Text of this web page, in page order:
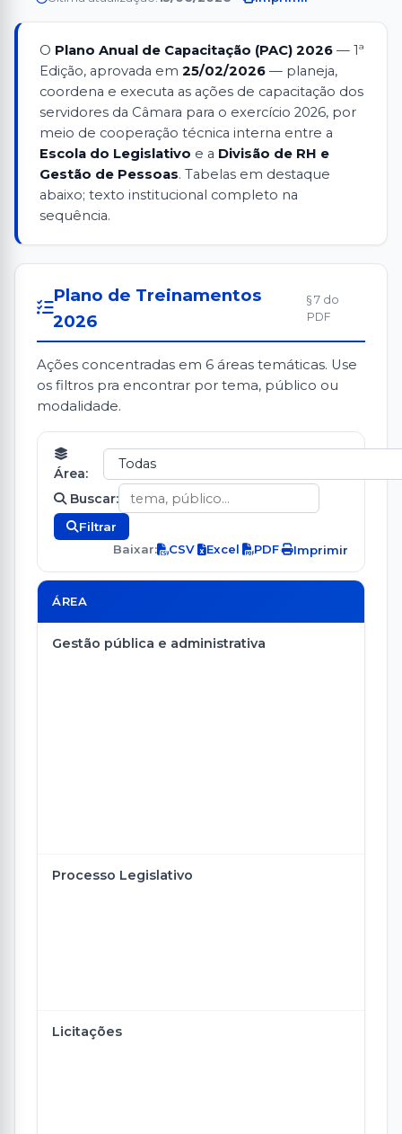
O Plano Anual de Capacitação (PAC) 2026 — 1ª
Edição, aprovada em 25/02/2026 — planeja,
coordena e executa as ações de capacitação dos
servidores da Câmara para o exercício 2026, por
meio de cooperação técnica interna entre a
Escola do Legislativo e a Divisão de RH e
Gestão de Pessoas. Tabelas em destaque
abaixo; texto institucional completo na
sequência.
Plano de Treinamentos
2026
§ 7 do
PDF
Ações concentradas em 6 áreas temáticas. Use
os filtros pra encontrar por tema, público ou
modalidade.
Área:
Buscar:
Filtrar
Baixar:
CSV· Excel· PDF· Imprimir
ÁREA
Gestão pública e administrativa
Processo Legislativo
Licitações